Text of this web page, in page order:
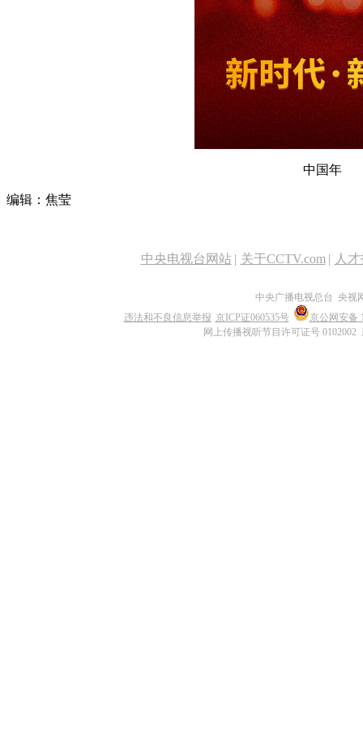
中国年
编辑：焦莹
中央电视台网站 | 关于CCTV.com | 人
中央广播电视总台 央视
违法和不良信息举报 京ICP证060535号
京公网安备
网上传播视听节目许可证号 0102002